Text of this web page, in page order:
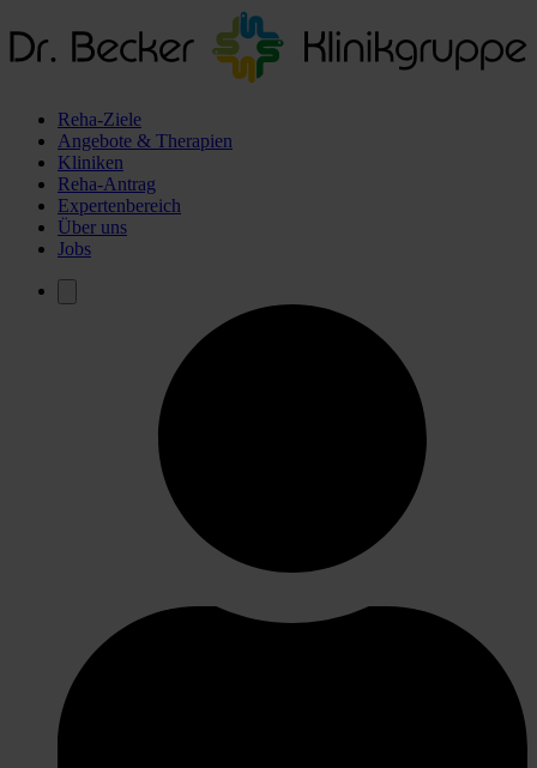
Reha-Ziele
Angebote & Therapien
Kliniken
Reha-Antrag
Expertenbereich
Über uns
Jobs